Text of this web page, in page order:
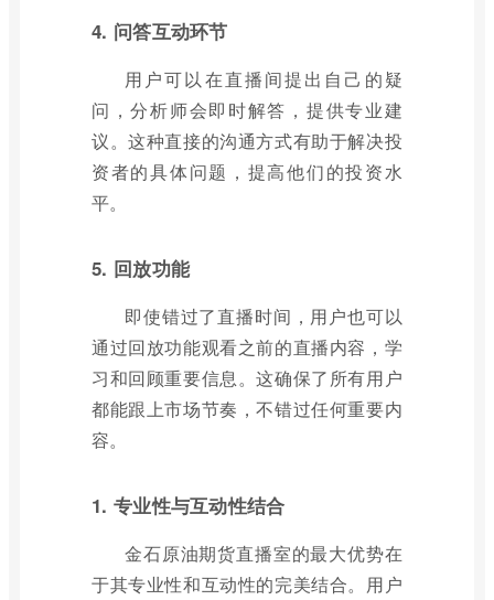
4. 问答互动环节
用户可以在直播间提出自己的疑
问，分析师会即时解答，提供专业建
议。这种直接的沟通方式有助于解决投
资者的具体问题，提高他们的投资水
平。
5. 回放功能
即使错过了直播时间，用户也可以
通过回放功能观看之前的直播内容，学
习和回顾重要信息。这确保了所有用户
都能跟上市场节奏，不错过任何重要内
容。
1. 专业性与互动性结合
金石原油期货直播室的最大优势在
于其专业性和互动性的完美结合。用户